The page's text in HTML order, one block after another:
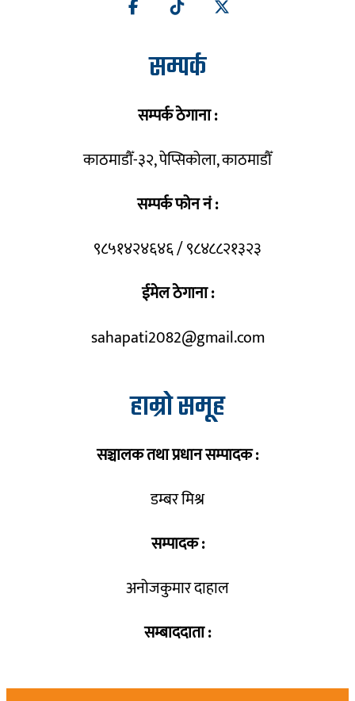
सम्पर्क
सम्पर्क ठेगाना :
काठमाडौँ-३२, पेप्सिकोला, काठमाडौँ
सम्पर्क फोन नं :
९८५१४२४६४६ / ९८४८८२१३२३
ईमेल ठेगाना :
sahapati2082@gmail.com
हाम्रो समूह
सञ्चालक तथा प्रधान सम्पादक :
डम्बर मिश्र
सम्पादक :
अनोजकुमार दाहाल
सम्बाददाता :